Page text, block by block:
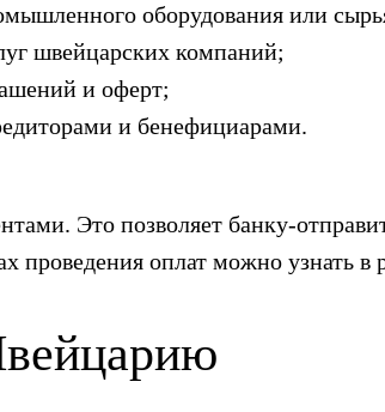
оборудования или
швейцарских компаний;
и оферт;
и бенефициарами.
Это позволяет банку-
проведения оплат можно узнать в